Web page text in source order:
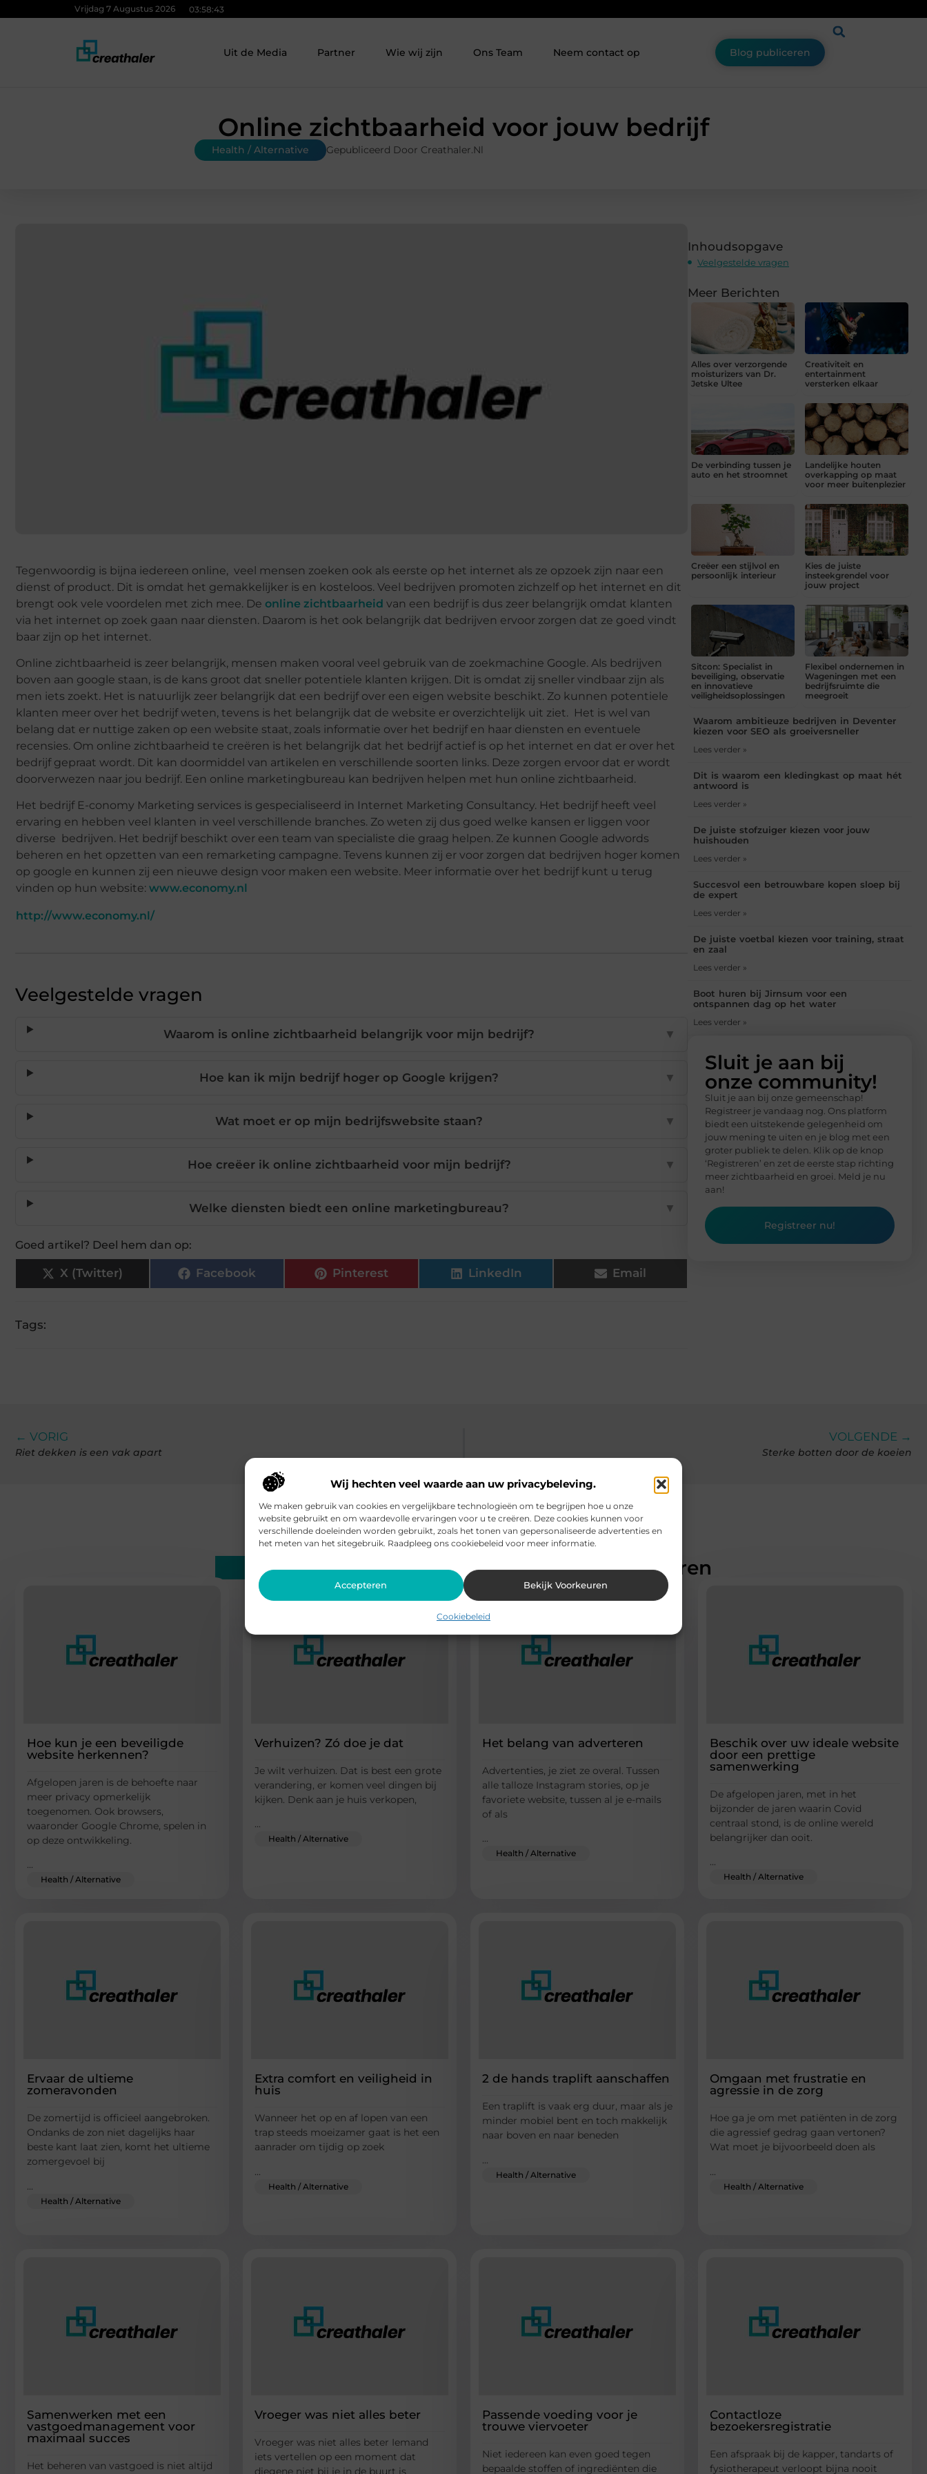
Wij hechten veel waarde aan uw privacybeleving.
We maken gebruik van cookies en vergelijkbare technologieën om te begrijpen hoe u onze
website gebruikt en om waardevolle ervaringen voor u te creëren. Deze cookies kunnen voor
verschillende doeleinden worden gebruikt, zoals het tonen van gepersonaliseerde advertenties en
het meten van het sitegebruik. Raadpleeg ons cookiebeleid voor meer informatie.
Accepteren Bekijk Voorkeuren
Cookiebeleid
Vrijdag 7 Augustus 2026 03:58:43
Uit de Media Partner Wie wij zijn Ons Team Neem contact op Blog publiceren
Online zichtbaarheid voor jouw bedrijf
Health / Alternative Gepubliceerd Door Creathaler.nl
Tegenwoordig is bijna iedereen online, veel mensen zoeken ook als eerste op het internet als ze opzoek zijn naar een
dienst of product. Dit is omdat het gemakkelijker is en kosteloos. Veel bedrijven promoten zichzelf op het internet en dit
brengt ook vele voordelen met zich mee. De online zichtbaarheid van een bedrijf is dus zeer belangrijk omdat klanten
via het internet op zoek gaan naar diensten. Daarom is het ook belangrijk dat bedrijven ervoor zorgen dat ze goed vindt
baar zijn op het internet.
Online zichtbaarheid is zeer belangrijk, mensen maken vooral veel gebruik van de zoekmachine Google. Als bedrijven
boven aan google staan, is de kans groot dat sneller potentiele klanten krijgen. Dit is omdat zij sneller vindbaar zijn als
men iets zoekt. Het is natuurlijk zeer belangrijk dat een bedrijf over een eigen website beschikt. Zo kunnen potentiele
klanten meer over het bedrijf weten, tevens is het belangrijk dat de website er overzichtelijk uit ziet. Het is wel van
belang dat er nuttige zaken op een website staat, zoals informatie over het bedrijf en haar diensten en eventuele
recensies. Om online zichtbaarheid te creëren is het belangrijk dat het bedrijf actief is op het internet en dat er over het
bedrijf gepraat wordt. Dit kan doormiddel van artikelen en verschillende soorten links. Deze zorgen ervoor dat er wordt
doorverwezen naar jou bedrijf. Een online marketingbureau kan bedrijven helpen met hun online zichtbaarheid.
Het bedrijf E-conomy Marketing services is gespecialiseerd in Internet Marketing Consultancy. Het bedrijf heeft veel
ervaring en hebben veel klanten in veel verschillende branches. Zo weten zij dus goed welke kansen er liggen voor
diverse bedrijven. Het bedrijf beschikt over een team van specialiste die graag helpen. Ze kunnen Google adwords
beheren en het opzetten van een remarketing campagne. Tevens kunnen zij er voor zorgen dat bedrijven hoger komen
op google en kunnen zij een nieuwe design voor maken een website. Meer informatie over het bedrijf kunt u terug
vinden op hun website: www.economy.nl
http://www.economy.nl/
Veelgestelde vragen
Waarom is online zichtbaarheid belangrijk voor mijn bedrijf? ▼
Hoe kan ik mijn bedrijf hoger op Google krijgen? ▼
Wat moet er op mijn bedrijfswebsite staan? ▼
Hoe creëer ik online zichtbaarheid voor mijn bedrijf? ▼
Welke diensten biedt een online marketingbureau? ▼
Goed artikel? Deel hem dan op:
X (Twitter) Facebook Pinterest LinkedIn Email
Tags:
Inhoudsopgave
Veelgestelde vragen
Meer Berichten
Alles over verzorgende
moisturizers van Dr.
Jetske Ultee
Creativiteit en
entertainment
versterken elkaar
De verbinding tussen je
auto en het stroomnet
Landelijke houten
overkapping op maat
voor meer buitenplezier
Creëer een stijlvol en
persoonlijk interieur
Kies de juiste
insteekgrendel voor
jouw project
Sitcon: Specialist in
beveiliging, observatie
en innovatieve
veiligheidsoplossingen
Flexibel ondernemen in
Wageningen met een
bedrijfsruimte die
meegroeit
Waarom ambitieuze bedrijven in Deventer
kiezen voor SEO als groeiversneller
Lees verder »
Dit is waarom een kledingkast op maat hét
antwoord is
Lees verder »
De juiste stofzuiger kiezen voor jouw
huishouden
Lees verder »
Succesvol een betrouwbare kopen sloep bij
de expert
Lees verder »
De juiste voetbal kiezen voor training, straat
en zaal
Lees verder »
Boot huren bij Jirnsum voor een
ontspannen dag op het water
Lees verder »
Sluit je aan bij
onze community!
Sluit je aan bij onze gemeenschap!
Registreer je vandaag nog. Ons platform
biedt een uitstekende gelegenheid om
jouw mening te uiten en je blog met een
groter publiek te delen. Klik op de knop
‘Registreren’ en zet de eerste stap richting
meer zichtbaarheid en groei. Meld je nu
aan!
Registreer nu!
← VORIG
Riet dekken is een vak apart
VOLGENDE →
Sterke botten door de koeien
Gerelateerde artikelendie u mogelijk interesseren
Hoe kun je een beveiligde
website herkennen?
Afgelopen jaren is de behoefte naar
meer privacy opmerkelijk
toegenomen. Ook browsers,
waaronder Google Chrome, spelen in
op deze ontwikkeling.
...
Health / Alternative
Verhuizen? Zó doe je dat
Je wilt verhuizen. Dat is best een grote
verandering, er komen veel dingen bij
kijken. Denk aan je huis verkopen,
...
Health / Alternative
Het belang van adverteren
Advertenties, je ziet ze overal. Tussen
alle talloze Instagram stories, op je
favoriete website, tussen al je e-mails
of als
...
Health / Alternative
Beschik over uw ideale website
door een prettige
samenwerking
De afgelopen jaren, met in het
bijzonder de jaren waarin Covid
centraal stond, is de online wereld
belangrijker dan ooit.
...
Health / Alternative
Ervaar de ultieme
zomeravonden
De zomertijd is officieel aangebroken.
Ondanks de zon niet dagelijks haar
beste kant laat zien, komt het ultieme
zomergevoel bij
...
Health / Alternative
Extra comfort en veiligheid in
huis
Wanneer het op en af lopen van een
trap steeds moeizamer gaat is het een
aanrader om tijdig op zoek
...
Health / Alternative
2 de hands traplift aanschaffen
Een traplift is vaak erg duur, maar als je
minder mobiel bent en toch makkelijk
naar boven en naar beneden
...
Health / Alternative
Omgaan met frustratie en
agressie in de zorg
Hoe ga je om met patiënten in de zorg
die agressief gedrag gaan vertonen?
Wat moet je bijvoorbeeld doen als
...
Health / Alternative
Samenwerken met een
vastgoedmanagement voor
maximaal succes
Het beheren van vastgoed is niet altijd
Vroeger was niet alles beter
Vroeger was niet alles beter Iemand
iets vertellen op een moment dat
diegene niet bij je in de buurt is
Passende voeding voor je
trouwe viervoeter
Niet iedereen kan even goed tegen
bepaalde stoffen of ingrediënten die
Contactloze
bezoekersregistratie
Een afspraak bij de kapper, tandarts of
fysiotherapeut verloopt bijna nooit